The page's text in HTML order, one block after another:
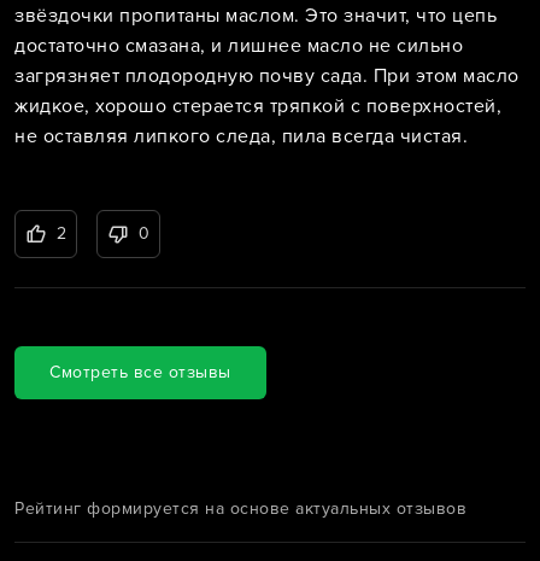
звёздочки пропитаны маслом. Это значит, что цепь
достаточно смазана, и лишнее масло не сильно
загрязняет плодородную почву сада. При этом масло
жидкое, хорошо стерается тряпкой с поверхностей,
не оставляя липкого следа, пила всегда чистая.
2 0
Смотреть все отзывы
Рейтинг формируется на основе актуальных отзывов